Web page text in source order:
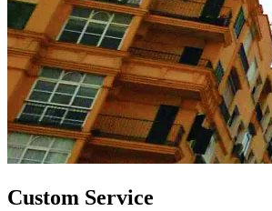
Custom Service